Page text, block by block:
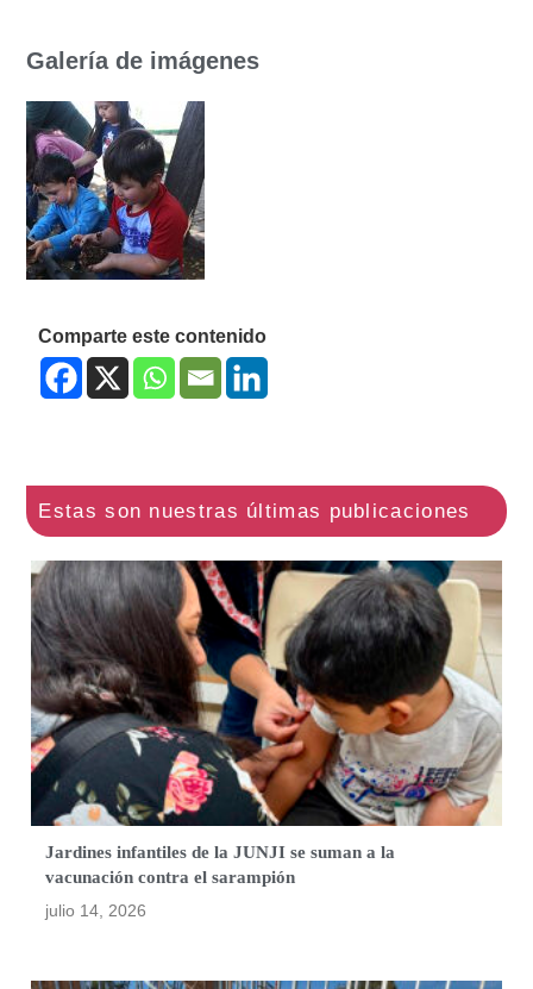
Galería de imágenes
Comparte este contenido
Jardines infantiles de la JUNJI se suman a la
vacunación contra el sarampión
julio 14, 2026